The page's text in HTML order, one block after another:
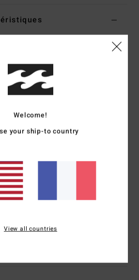
entièrement doublé sur le devant et
métal
principale] 69% polyester recyclé,
Welcome!
your ship-to country
View all countries